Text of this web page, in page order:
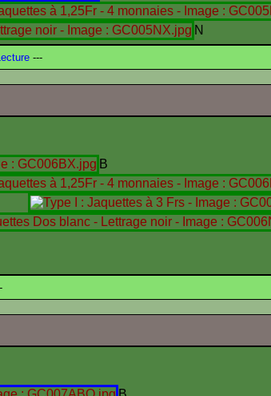
N
---
B